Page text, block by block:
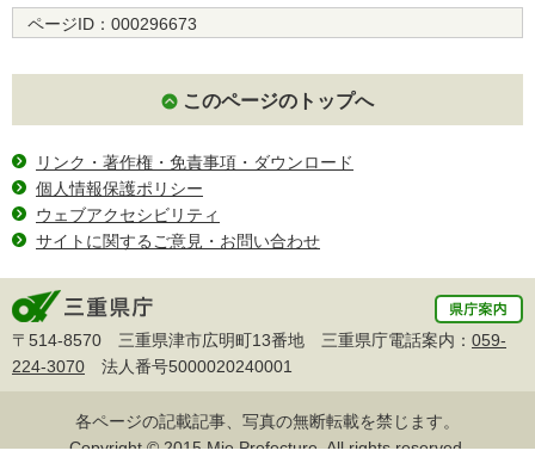
ページID： 000296673
このページのトップへ
リンク・著作権・免責事項・ダウンロード
個人情報保護ポリシー
ウェブアクセシビリティ
サイトに関するご意見・お問い合わせ
〒514-8570 三重県津市広明町13番地 三重県庁電話案内： 059-
224-3070 法人番号5000020240001
各ページの記載記事、写真の無断転載を禁じます。
Copyright © 2015 Mie Prefecture, All rights reserved.